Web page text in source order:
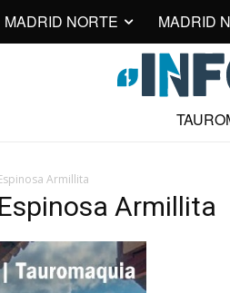
MADRID NORTE MADRID
Armillita
Armillita